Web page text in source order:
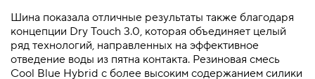
Шина показала отличные результаты также благодаря
концепции Dry Touch 3.0, которая объединяет целый
ряд технологий, направленных на эффективное
отведение воды из пятна контакта. Резиновая смесь
Cool Blue Hybrid с более высоким содержанием силики